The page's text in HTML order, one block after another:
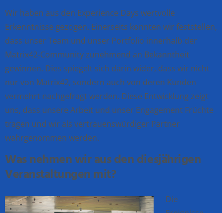
Wir haben aus den Experience Days wertvolle
Erkenntnisse gezogen. Einerseits konnten wir feststellen,
dass unser Team und unser Portfolio innerhalb der
Matrix42-Community zunehmend an Bekanntheit
gewinnen. Dies spiegelt sich darin wider, dass wir nicht
nur von Matrix42, sondern auch von deren Kunden
vermehrt nachgefragt werden. Diese Entwicklung zeigt
uns, dass unsere Arbeit und unser Engagement Früchte
tragen und wir als vertrauenswürdiger Partner
wahrgenommen werden.
Was nehmen wir aus den diesjährigen
Veranstaltungen mit?
Die